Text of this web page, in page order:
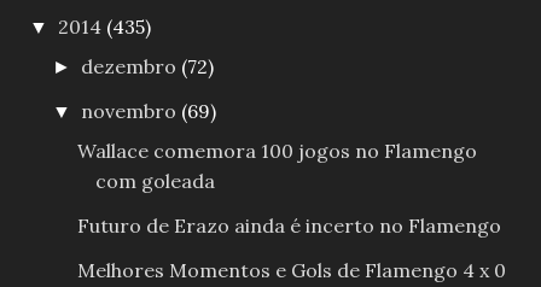
▼ 2014 (435)
► dezembro (72)
▼ novembro (69)
Wallace comemora 100 jogos no Flamengo
com goleada
Futuro de Erazo ainda é incerto no Flamengo
Melhores Momentos e Gols de Flamengo 4 x 0